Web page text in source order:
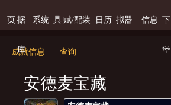
页 据
库
系统 具 赋/配装 日历 拟器 信息 下
堡
成就信息 查询
安德麦宝藏